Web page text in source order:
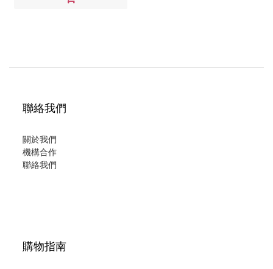
聯絡我們
關於我們
機構合作
聯絡我們
購物指南